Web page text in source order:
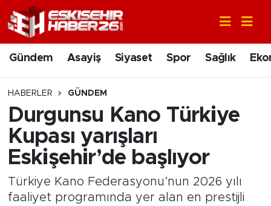
Gündem Asayiş Siyaset Spor Sağlık
HABERLER GÜNDEM
Durgunsu Kano Türkiye
Kupası yarışları
Eskişehir’de başlıyor
Türkiye Kano Federasyonu’nun 2026 yılı
faaliyet programında yer alan en prestijli
Gündem
Asayiş
Spor
Sağlık
Ekonomi
Nöbetçi Eczaneler
Hava Durumu
Süper Lig Puan Durumu ve Fikstür
Tüm Manşetler
Son Dakika Haberleri